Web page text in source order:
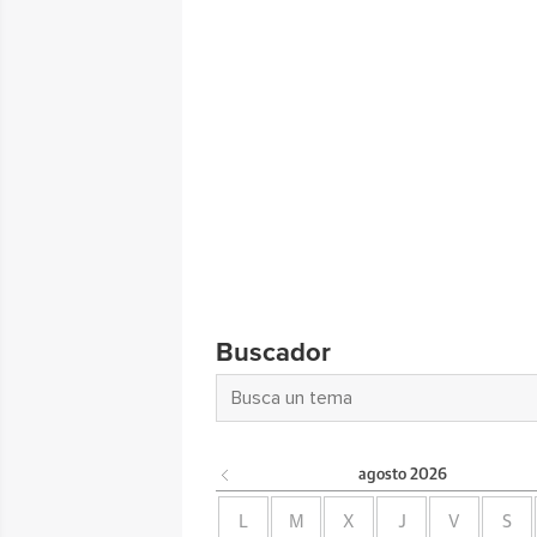
Buscador
agosto 2026
L M X J V S